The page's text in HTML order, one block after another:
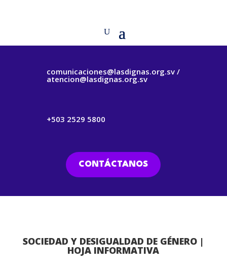
comunicaciones@lasdignas.org.sv /
atencion@lasdignas.org.sv
+503 2529 5800
CONTÁCTANOS
SOCIEDAD Y DESIGUALDAD DE GÉNERO |
HOJA INFORMATIVA